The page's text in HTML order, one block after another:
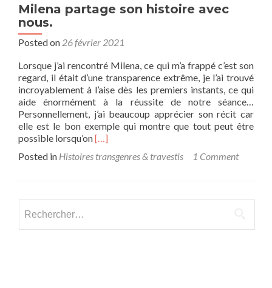
Milena partage son histoire avec
nous.
Posted on 26 février 2021
Lorsque j’ai rencontré Milena, ce qui m’a frappé c’est son
regard, il était d’une transparence extrême, je l’ai trouvé
incroyablement à l’aise dès les premiers instants, ce qui
aide énormément à la réussite de notre séance…
Personnellement, j’ai beaucoup apprécier son récit car
elle est le bon exemple qui montre que tout peut être
possible lorsqu’onRead
about
son
[…]
Posted in Histoires transgenres & travestis 1 Comment